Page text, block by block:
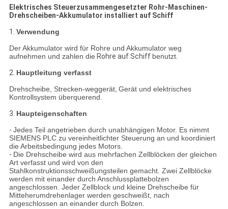
Elektrisches Steuerzusammengesetzter Rohr-Maschinen-
Drehscheiben-Akkumulator installiert auf Schiff
1. Verwendung
Der Akkumulator wird für Rohre und Akkumulator weg
aufnehmen und zahlen die Rohre auf Schiff benutzt.
2. Hauptleitung verfasst
Drehscheibe, Strecken-weggerät, Gerät und elektrisches
Kontrollsystem überquerend.
3. Haupteigenschaften
- Jedes Teil angetrieben durch unabhängigen Motor. Es nimmt
SIEMENS PLC zu vereinheitlichter Steuerung an und koordiniert
die Arbeitsbedingung jedes Motors.
- Die Drehscheibe wird aus mehrfachen Zellblöcken der gleichen
Art verfasst und wird von den
Stahlkonstruktionsschweißungsteilen gemacht. Zwei Zellblöcke
werden mit einander durch Anschlussplattebolzen
angeschlossen. Jeder Zellblock und kleine Drehscheibe für
Mitteherumdrehenlager werden geschweißt, nach
angeschlossen an einander durch Bolzen.